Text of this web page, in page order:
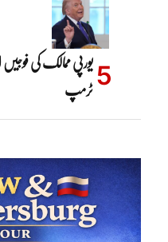
یورپی ممالک کی فوجیں
ٹرمپ